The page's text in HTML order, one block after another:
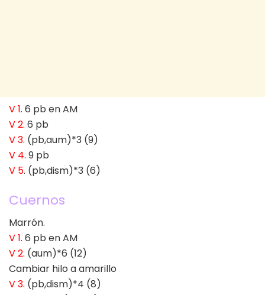
V 1. 6 pb en AM
V 2. 6 pb
V 3. (pb,aum)*3 (9)
V 4. 9 pb
V 5. (pb,dism)*3 (6)
Cuernos
Marrón.
V 1. 6 pb en AM
V 2. (aum)*6 (12)
Cambiar hilo a amarillo
V 3. (pb,dism)*4 (8)